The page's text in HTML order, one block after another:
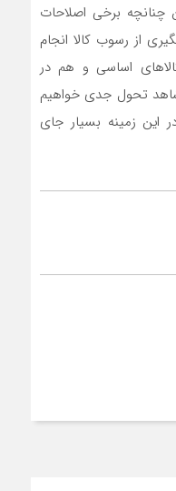
چنانچه برخی اصلاحات
از رسوب کالا انجام
اساسی و هم در
تحول جدی خواهیم
این زمینه بسیار جای